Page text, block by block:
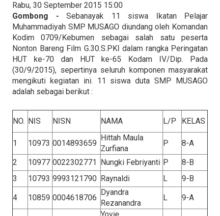
Rabu, 30 September 2015 15:00
Gombong - Sebanayak 11 siswa Ikatan Pelajar
Muhammadiyah SMP MUSAGO diundang oleh Komandan
Kodim 0709/Kebumen sebagai salah satu peserta
Nonton Bareng Film G.30.S.PKI dalam rangka Peringatan
HUT ke-70 dan HUT ke-65 Kodam IV/Dip. Pada
(30/9/2015), sepertinya seluruh komponen masyarakat
mengikuti kegiatan ini. 11 siswa duta SMP MUSAGO
adalah sebagai berikut :
NO. NIS NISN NAMA L/P KELAS
1 10973 0014893659
Hittah Maula
Zurfiana
P 8-A
2 10977 0022302771 Nungki Febriyanti P
8-B
3
10793 9993121790 Raynaldi L 9-B
4 10859 0004618706
Dyandra
Rezanandra
L 9-A